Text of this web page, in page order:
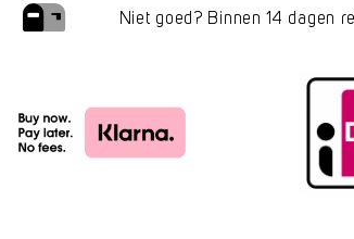
Niet goed? Binnen 14 dagen